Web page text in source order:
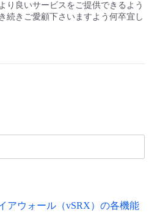
り良いサービスをご提供できるよう
続きご愛顧下さいますよう何卒宜し
アウォール（vSRX）の各機能